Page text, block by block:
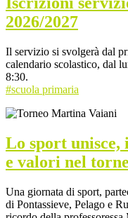
2026/2027
Il servizio si svolgerà dal
calendario scolastico, dal
8:30.
#scuola primaria
Lo sport
e valori nel
Una giornata di sport,
di Pontassieve, Pelago e